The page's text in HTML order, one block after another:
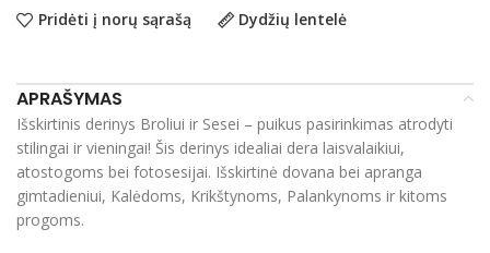
Pridėti į norų sąrašą Dydžių lentelė
APRAŠYMAS
Išskirtinis derinys Broliui ir Sesei – puikus pasirinkimas atrodyti
stilingai ir vieningai! Šis derinys idealiai dera laisvalaikiui,
atostogoms bei fotosesijai. Išskirtinė dovana bei apranga
gimtadieniui, Kalėdoms, Krikštynoms, Palankynoms ir kitoms
progoms.